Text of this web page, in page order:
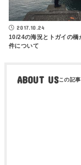
2017.10.24
10/24の海況とトガイの橋
件について
ABOUT US